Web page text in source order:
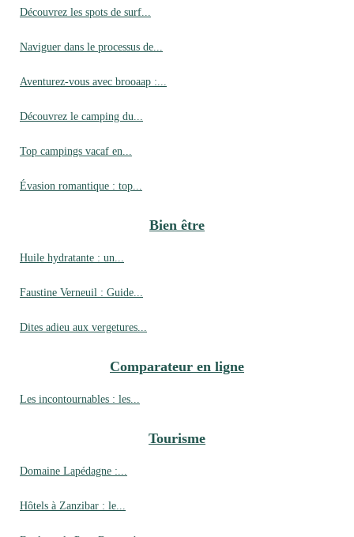
Découvrez les spots de surf...
Naviguer dans le processus de...
Aventurez-vous avec brooaap :...
Découvrez le camping du...
Top campings vacaf en...
Évasion romantique : top...
Bien être
Huile hydratante : un...
Faustine Verneuil : Guide...
Dites adieu aux vergetures...
Comparateur en ligne
Les incontournables : les...
Tourisme
Domaine Lapédagne :...
Hôtels à Zanzibar : le...